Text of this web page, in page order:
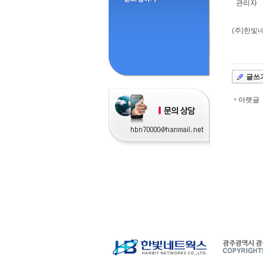
관리자
(주)한빛
글쓰
▼ 아랫글